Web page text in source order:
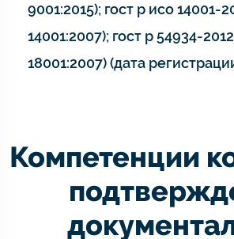
9001:2015); гост р исо 14001-
14001:2007); гост р 54934-
18001:2007) (дата
Компетенции